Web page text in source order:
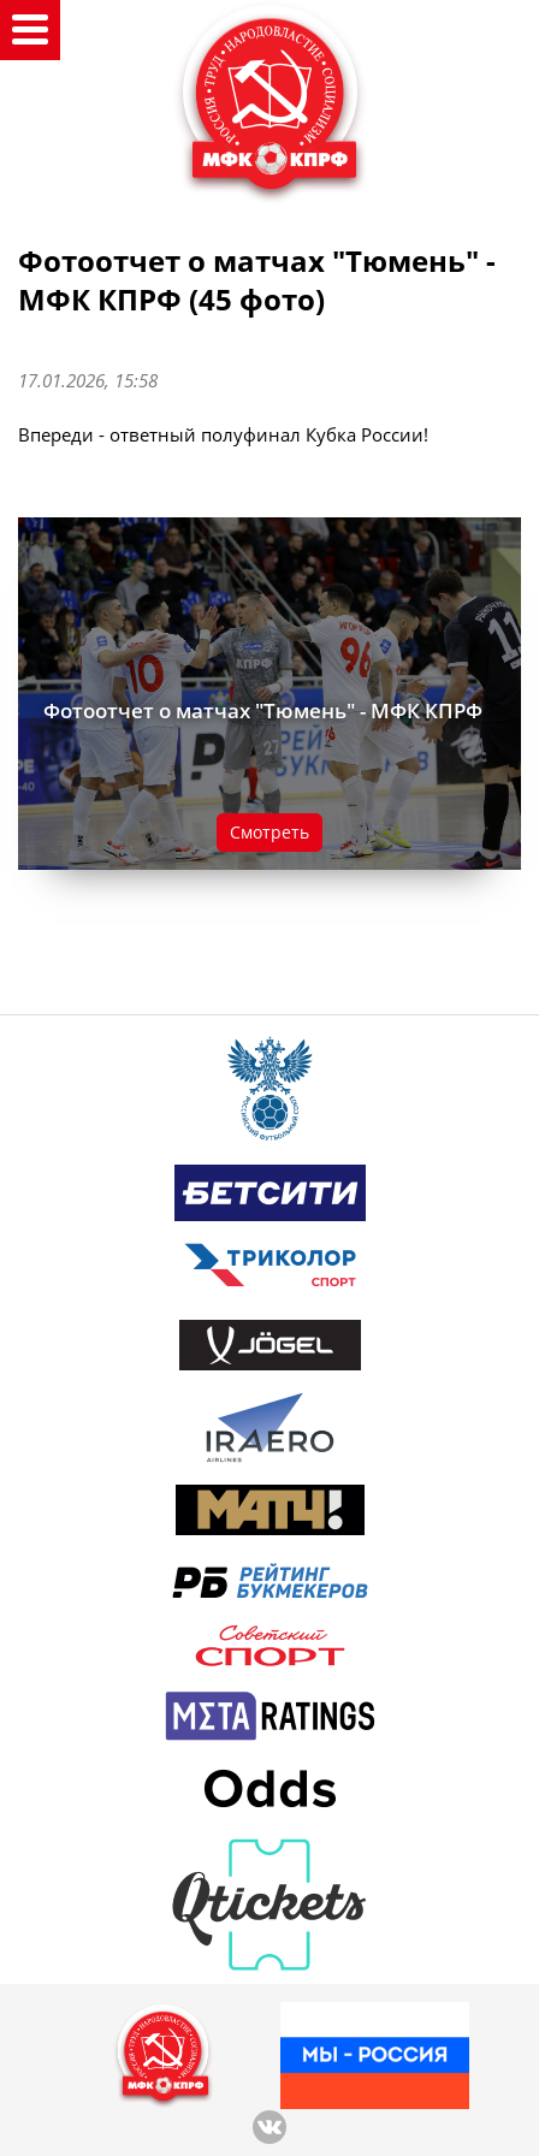
Фотоотчет о матчах "Тюмень" -
МФК КПРФ (45 фото)
17.01.2026, 15:58
Впереди - ответный полуфинал Кубка России!
Фотоотчет о матчах "Тюмень" - МФК КПРФ
Смотреть